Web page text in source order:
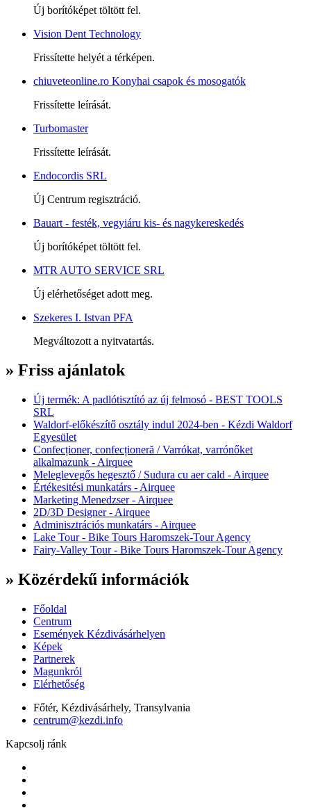
Új borítóképet töltött fel.
Vision Dent Technology
Frissítette helyét a térképen.
chiuveteonline.ro Konyhai csapok és mosogatók
Frissítette leírását.
Turbomaster
Frissítette leírását.
Endocordis SRL
Új Centrum regisztráció.
Bauart - festék, vegyiáru kis- és nagykereskedés
Új borítóképet töltött fel.
MTR AUTO SERVICE SRL
Új elérhetőséget adott meg.
Szekeres I. Istvan PFA
Megváltozott a nyitvatartás.
» Friss ajánlatok
Új termék: A padlótisztító az új felmosó - BEST TOOLS
SRL
Waldorf-előkészítő osztály indul 2024-ben - Kézdi Waldorf
Egyesület
Confecționer, confecționeră / Varrókat, varrónőket
alkalmazunk - Airquee
Meleglevegős hegesztő / Sudura cu aer cald - Airquee
Értékesitési munkatárs - Airquee
Marketing Menedzser - Airquee
2D/3D Designer - Airquee
Adminisztrációs munkatárs - Airquee
Lake Tour - Bike Tours Haromszek-Tour Agency
Fairy-Valley Tour - Bike Tours Haromszek-Tour Agency
» Közérdekű információk
Főoldal
Centrum
Események Kézdivásárhelyen
Képek
Partnerek
Magunkról
Elérhetőség
Főtér, Kézdivásárhely, Transylvania
centrum@kezdi.info
Kapcsolj ránk